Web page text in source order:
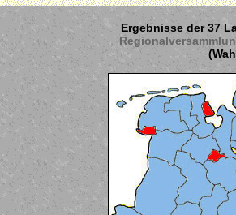
Ergebnisse der 37